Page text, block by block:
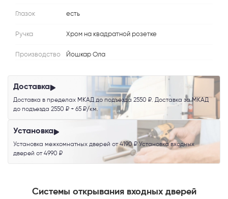
Глазок есть
Ручка Хром на квадратной розетке
Производство Йошкар Ола
Доставка
Доставка в пределах МКАД до подъезда 2550 ₽. Доставка за МКАД
до подъезда 2550 ₽ + 65 ₽/км.
Установка
Установка межкомнатных дверей от 4190 ₽ Установка входных
дверей от 4990 ₽
Системы открывания входных дверей